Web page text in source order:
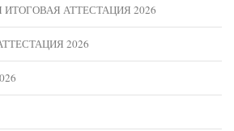
АТТЕСТАЦИЯ 2026
2026